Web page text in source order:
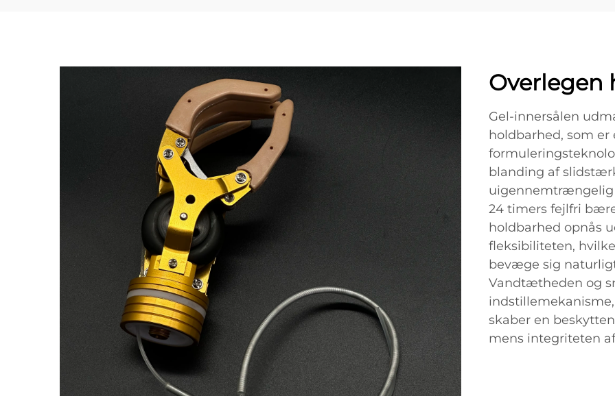
Overlegen
Gel-innersålen
holdbarhed, som er
blanding af
uigennemtrængelig
24 timers fejlfri
holdbarhed opnås
fleksibiliteten,
bevæge sig
Vandtætheden og
skaber en
mens integriteten